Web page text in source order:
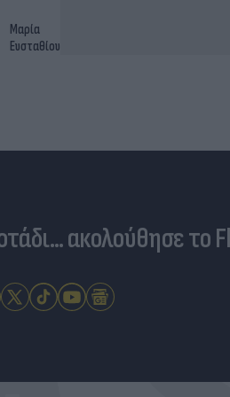
Μαρία
Ευσταθίου
ακολούθησε το